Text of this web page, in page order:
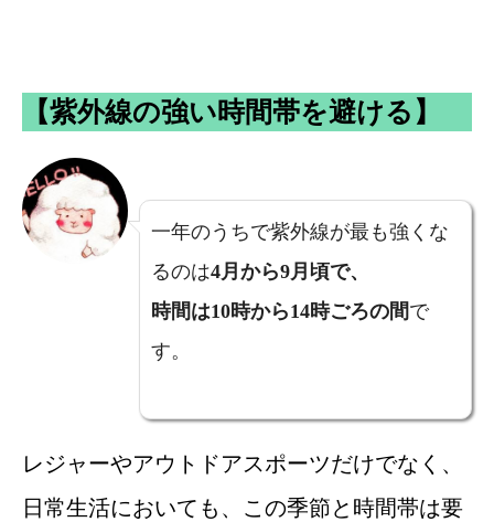
【紫外線の強い時間帯を避ける】
一年のうちで紫外線が最も強くな
るのは4月から9月頃で、
時間は10時から14時ごろの間で
す。
レジャーやアウトドアスポーツだけでなく、
日常生活においても、この季節と時間帯は要